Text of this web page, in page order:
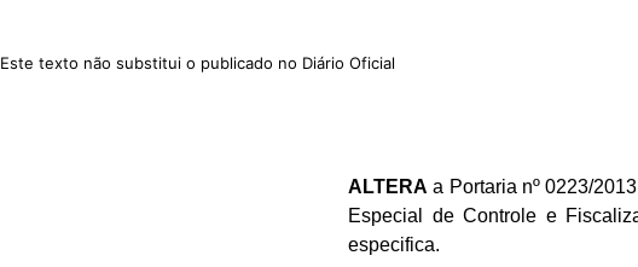
Este texto não substitui o publicado no Diário Oficial
ALTERA a Portaria nº 0223/
Especial de Controle e
especifica.